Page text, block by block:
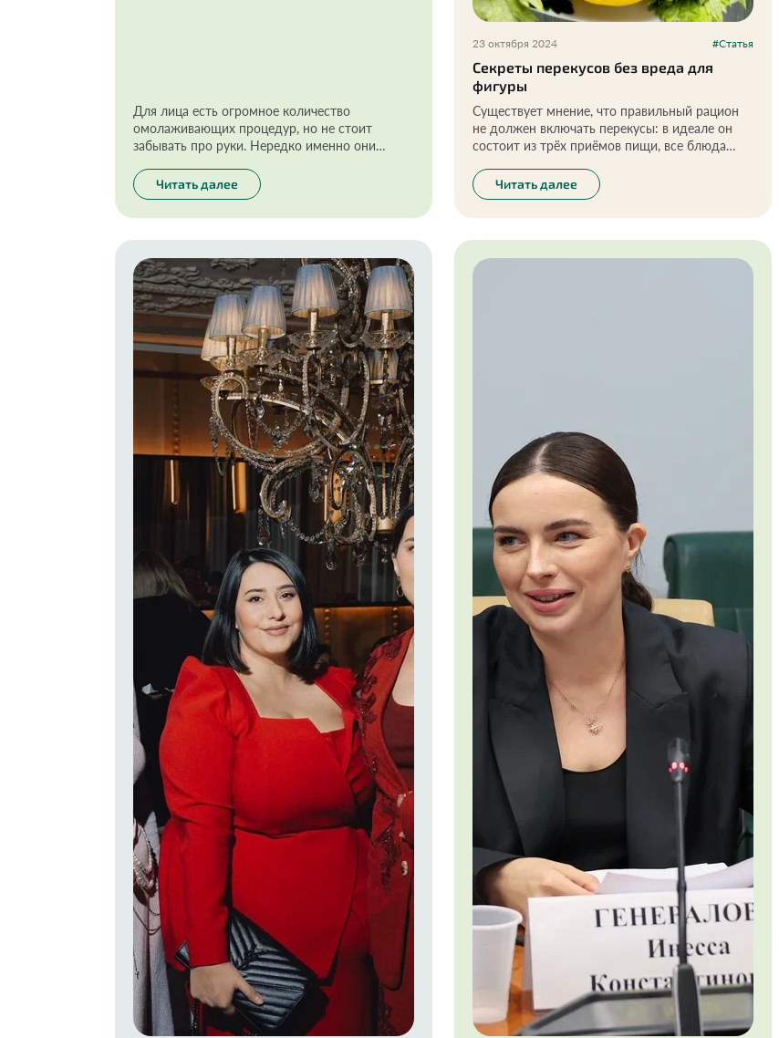
Для лица есть огромное количество
омолаживающих процедур, но не стоит
забывать про руки. Нередко именно они
заботиться об их нежной коже. Как подобрать
уход? Какой маникюр безопасен? Разбираемся
с экспертом!
Читать далее
23 октября 2024 #Статья
Секреты перекусов без вреда для
фигуры
Существует мнение, что правильный рацион
не должен включать перекусы: в идеале он
состоит из трёх приёмов пищи, все блюда
Однако это не всегда реалистичная картина.
Важно учитывать, что здоровые перекусы,
такие как фрукты, овощи, семена или орехи,
самочувствию. Главное — следить за их
Читать далее